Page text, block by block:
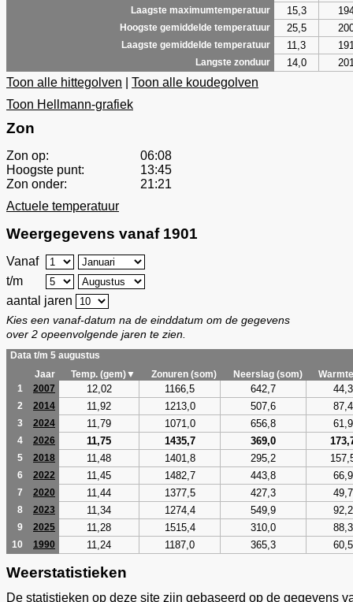
Laagste maximumtemperatuur 15,3
Hoogste gemiddelde temperatuur 25,5
Laagste gemiddelde temperatuur 11,3
Langste zonduur 14,0
Toon alle hittegolven
Toon alle koudegolven
Toon Hellmann-grafiek
Zon
Zon op:
06:08
Hoogste punt:
13:45
Zon onder:
21:21
Actuele temperatuur
Weergegevens vanaf 1901
Vanaf
t/m
aantal jaren
Kies een vanaf-datum na de einddatum om de gegevens
over 2 opeenvolgende jaren te zien.
Data t/m 5 augustus
Jaar
Temp. (gem)▼ Zonuren (som) Neerslag (som)
1
2007 12,02 1166,5 642,7 44,3
2 2014 11,92 1213,0 507,6 87,4
3 2024 11,79 1071,0 656,8 61,9
4 2026 11,75 1435,7 369,0
5 2018 11,48 1401,8 295,2
6 2022 11,45 1482,7 443,8 66,9
7 2020 11,44 1377,5 427,3 49,7
8 2023 11,34 1274,4 549,9 92,2
9 2025 11,28 1515,4 310,0 88,3
10 1990 11,24 1187,0 365,3 60,5
Weerstatistieken
De statistieken op deze site zijn gebaseerd op de gegevens